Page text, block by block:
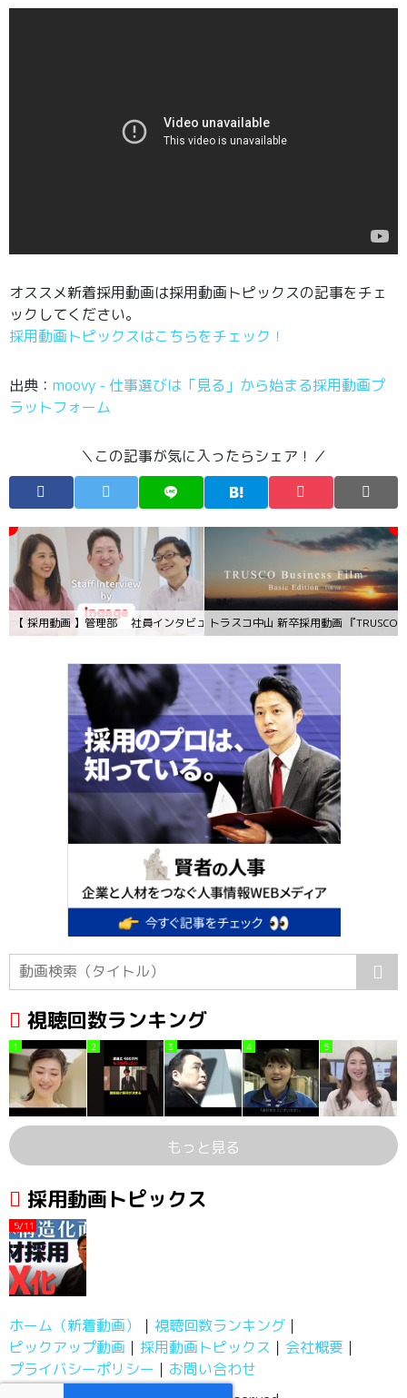
オススメ新着採用動画は採用動画トピックスの記事をチェ
ックしてください。
採用動画トピックスはこちらをチェック！
出典： moovy - 仕事選びは「見る」から始まる採用動画プ
ラットフォーム
＼この記事が気に入ったらシェア！／
トラスコ中山 新卒採用動画 『
【 採用動画 】管理部 社員インタビュー
視聴回数ランキング
1 2 3 4 5
もっと見る
採用動画トピックス
5/11
ホーム（新着動画）
視聴回数ランキング
ピックアップ動画
採用動画トピックス
会社概要
プライバシーポリシー
お問い合わせ